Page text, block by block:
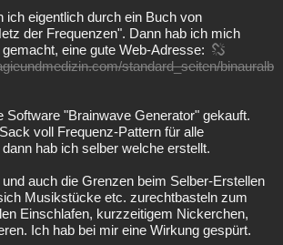
ich eigentlich durch ein Buch von
der Frequenzen". Dann hab ich mich
eine gute Web-Adresse:
standard_seiten/binauralb
Software "Brainwave Generator" gekauft.
voll Frequenz-Pattern für alle
hab ich selber welche erstellt.
auch die Grenzen beim Selber-Erstellen
Musikstücke etc. zurechtbasteln zum
Einschlafen, kurzzeitigem Nickerchen,
Ich hab bei mir eine Wirkung gespürt.